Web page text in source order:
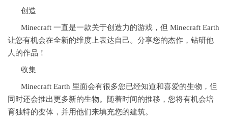
创造
Minecraft 一直是一款关于创造力的游戏，但 Minecraft Earth
让您有机会在全新的维度上表达自己。分享您的杰作，钻研他
人的作品！
收集
Minecraft Earth 里面会有很多您已经知道和喜爱的生物，但
同时还会推出更多新的生物。随着时间的推移，您将有机会培
育独特的变体，并用他们来填充您的建筑。